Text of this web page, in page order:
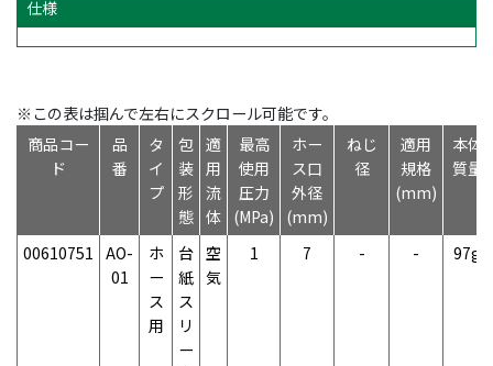
仕様
※この表は掴んで左右にスクロール可能です。
商品コー
ド
品
番
タ
イ
プ
包
装
形
態
適
用
流
体
最高
使用
圧力
(MPa)
ホー
ス口
外径
(mm)
ねじ
径
適用
規格
(mm)
本体
質量
00610751 AO-
01
ホ
ー
ス
用
台
紙
ス
リ
ー
空
気
1 7 - - 97g